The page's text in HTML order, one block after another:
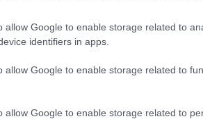
allow Google to enable storage related to
identifiers in apps.
allow Google to enable storage related to
allow Google to enable storage related to